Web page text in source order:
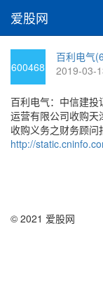
爱股网
600468
百利电气
2019-03-
百利电气：中信建
运营有限公司收购天
收购义务之财务顾问
http://
© 2021 爱股网